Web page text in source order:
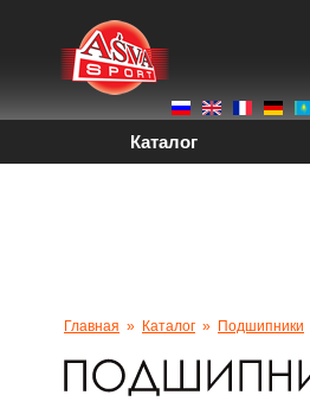
Каталог
Главная » Каталог » Подшипники